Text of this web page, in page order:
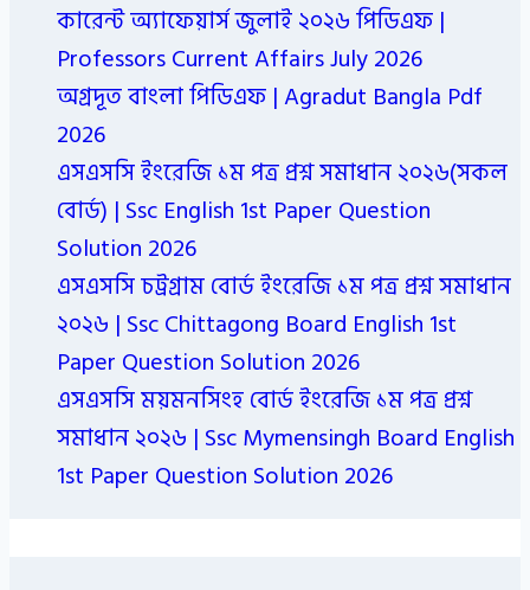
কারেন্ট অ্যাফেয়ার্স জুলাই ২০২৬ পিডিএফ |
Professors Current Affairs July 2026
অগ্রদূত বাংলা পিডিএফ | Agradut Bangla Pdf
2026
এসএসসি ইংরেজি ১ম পত্র প্রশ্ন সমাধান ২০২৬(সকল
বোর্ড) | Ssc English 1st Paper Question
Solution 2026
এসএসসি চট্রগ্রাম বোর্ড ইংরেজি ১ম পত্র প্রশ্ন সমাধান
২০২৬ | Ssc Chittagong Board English 1st
Paper Question Solution 2026
এসএসসি ময়মনসিংহ বোর্ড ইংরেজি ১ম পত্র প্রশ্ন
সমাধান ২০২৬ | Ssc Mymensingh Board English
1st Paper Question Solution 2026